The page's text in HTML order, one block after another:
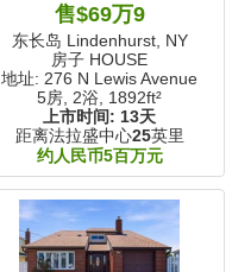
售$69万9
东长岛 Lindenhurst, NY
房子 HOUSE
地址: 276 N Lewis Avenue
5房, 2浴, 1892ft²
上市时间: 13天
距离法拉盛中心25英里
约人民币5百万元